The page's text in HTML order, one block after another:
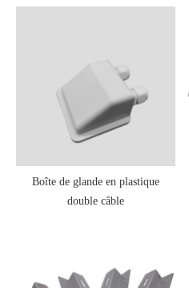
Boîte de glande en plastique
double câble